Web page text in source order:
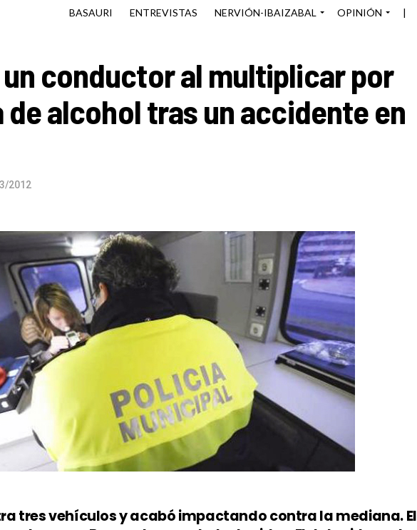
BASAURI ENTREVISTAS NERVIÓN-IBAIZABAL OPINIÓN |
un conductor al multiplicar por
de alcohol tras un accidente en
2012
tres vehículos y acabó impactando contra la mediana. El